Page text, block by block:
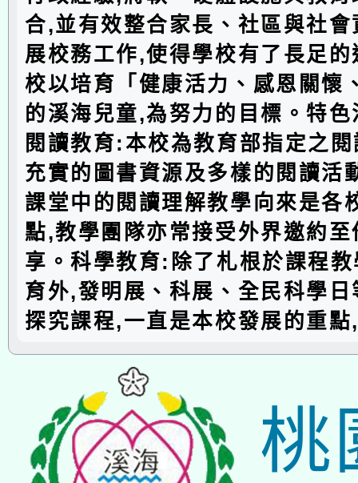
合,並有效整合家長、社區與社
展校務工作,使得學校有了長足
校以培育「健康活力、感恩關懷
的溪海兒童,為努力的目標。特
閱讀教育:本校為教育部指定之
充實的圖書資源及多樣的閱讀活
課堂中的閱讀理解教學向來是各
點,教學團隊亦常接受外界邀約
享。科學教育:除了札根於課程
育外,發明展、科展、全民科學
探究課程,一直是本校發展的重點
桃